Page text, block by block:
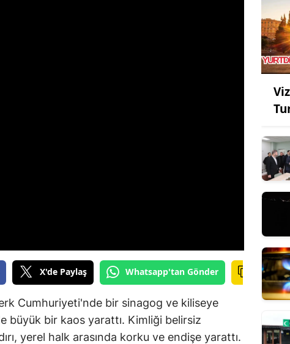
X'de Paylaş Whatsapp'tan Gönder
Cumhuriyeti'nde bir sinagog ve kiliseye
büyük bir kaos yarattı. Kimliği belirsiz
yerel halk arasında korku ve endişe yarattı.